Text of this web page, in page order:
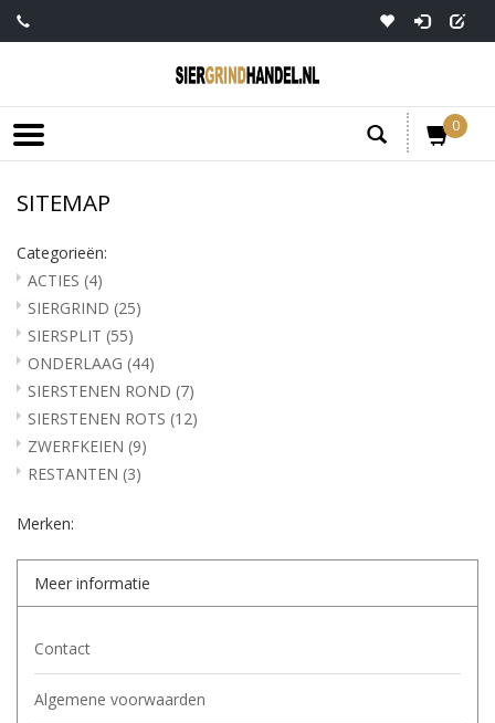
0
SITEMAP
Categorieën:
ACTIES (4)
SIERGRIND (25)
SIERSPLIT (55)
ONDERLAAG (44)
SIERSTENEN ROND (7)
SIERSTENEN ROTS (12)
ZWERFKEIEN (9)
RESTANTEN (3)
Merken:
Meer informatie
Contact
Algemene voorwaarden